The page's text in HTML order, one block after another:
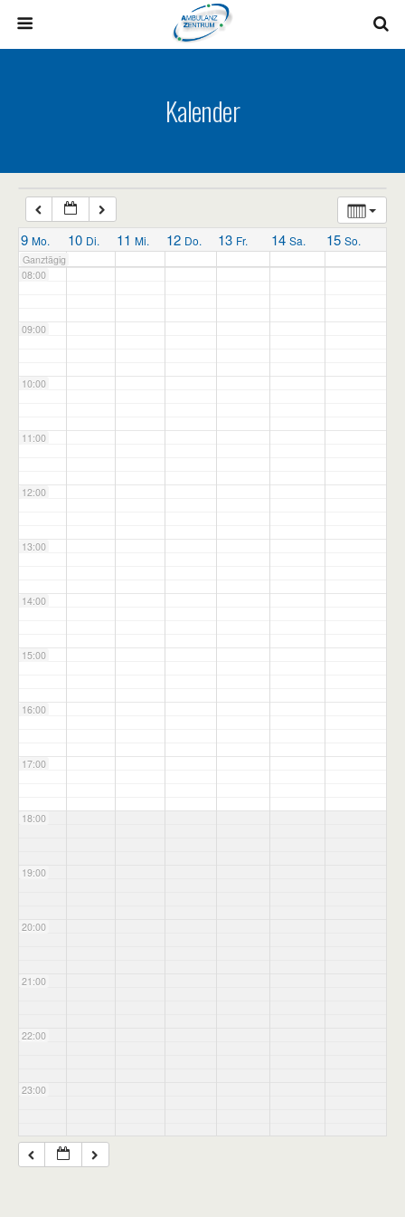
Kalender
9 Mo. 10 Di. 11 Mi. 12 Do. 13 Fr. 14 Sa. 15 So.
Ganztägig
07:00
08:00
09:00
10:00
11:00
12:00
13:00
14:00
15:00
16:00
17:00
18:00
19:00
20:00
21:00
22:00
23:00